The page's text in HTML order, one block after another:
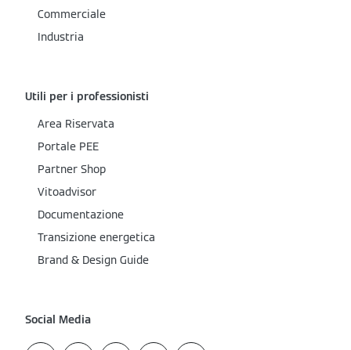
Commerciale
Industria
Utili per i professionisti
Area Riservata
Portale PEE
Partner Shop
Vitoadvisor
Documentazione
Transizione energetica
Brand & Design Guide
Social Media